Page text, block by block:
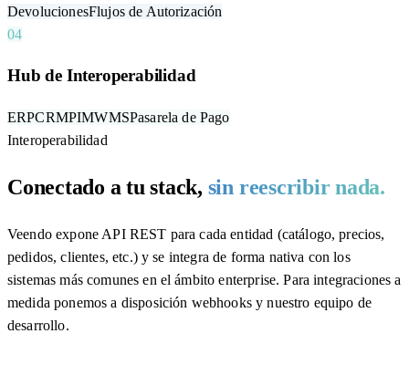
DevolucionesFlujos de Autorización
04
Hub de Interoperabilidad
ERPCRMPIMWMSPasarela de Pago
Interoperabilidad
Conectado a tu stack, sin reescribir nada.
Veendo expone API REST para cada entidad (catálogo, precios,
pedidos, clientes, etc.) y se integra de forma nativa con los
sistemas más comunes en el ámbito enterprise. Para integraciones a
medida ponemos a disposición webhooks y nuestro equipo de
desarrollo.